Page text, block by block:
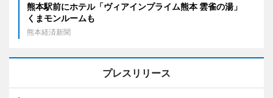
熊本駅前にホテル「ヴィアインプライム熊本 雲雀の湯」
くまモンルームも
熊本経済新聞
プレスリリース